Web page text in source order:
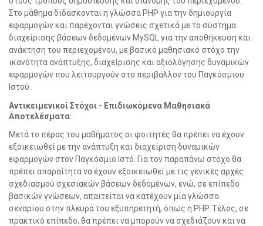
Στο μάθημα διδάσκονται η γλώσσα PHP για την δημιουργία
εφαρμογών και παρέχονται γνώσεις σχετικά με το σύστημα
διαχείρισης βάσεων δεδομένων MySQL για την αποθήκευση και
ανάκτηση του περιεχομένου, με βασικό μαθησιακό στόχο την
ικανότητα ανάπτυξης, διαχείρισης και αξιολόγησης δυναμικών
εφαρμογών που λειτουργούν στο περιβάλλον του Παγκόσμιου
Ιστού.
Αντικειμενικοί Στόχοι - Επιδιωκόμενα Μαθησιακά
Αποτελέσματα:
Μετά το πέρας του μαθήματος οι φοιτητές θα πρέπει να έχουν
εξοικειωθεί με την ανάπτυξη και διαχείριση δυναμικών
εφαρμογών στον Παγκόσμιο Ιστό. Για τον παραπάνω στόχο θα
πρέπει απαραίτητα να έχουν εξοικειωθεί με τις γενικές αρχές
σχεδιασμού σχεσιακών βάσεων δεδομένων, ενώ, σε επίπεδο
βασικών γνώσεων, απαιτείται να κατέχουν μία γλώσσα
σεναρίου στην πλευρά του εξυπηρετητή, όπως η PHP. Τέλος, σε
πρακτικό επίπεδο, θα πρέπει να μπορούν να σχεδιάζουν και να